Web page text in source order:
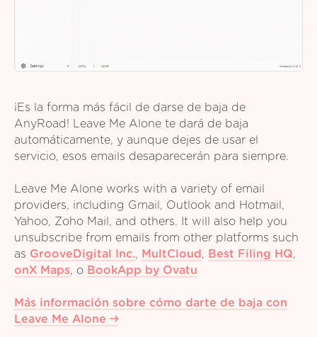
¡Es la forma más fácil de darse de baja de
AnyRoad! Leave Me Alone te dará de baja
automáticamente, y aunque dejes de usar el
servicio, esos emails desaparecerán para siempre.
Leave Me Alone works with a variety of email
providers, including Gmail, Outlook and Hotmail,
Yahoo, Zoho Mail, and others. It will also help you
unsubscribe from emails from other platforms such
as GrooveDigital Inc., MultCloud, Best Filing HQ,
onX Maps, o BookApp by Ovatu
Más información sobre cómo darte de baja con
Leave Me Alone